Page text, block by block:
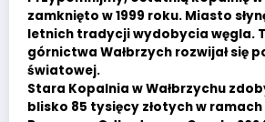
zamknięto w 1999 roku. Miasto
letnich tradycji wydobycia węgla.
górnictwa Wałbrzych rozwijał się
światowej.
Stara Kopalnia w Wałbrzychu
blisko 85 tysięcy złotych w